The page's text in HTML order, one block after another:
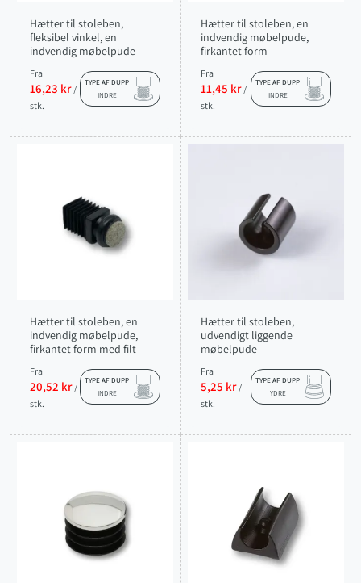
Hætter til stoleben,
fleksibel vinkel, en
indvendig møbelpude
Fra
16,23 kr /
stk.
TYPE AF DUPP
INDRE
Hætter til stoleben, en
indvendig møbelpude,
firkantet form
Fra
11,45 kr /
stk.
TYPE AF DUPP
INDRE
Hætter til stoleben, en
indvendig møbelpude,
firkantet form med filt
Fra
20,52 kr /
stk.
TYPE AF DUPP
INDRE
Hætter til stoleben,
udvendigt liggende
møbelpude
Fra
5,25 kr /
stk.
TYPE AF DUPP
YDRE